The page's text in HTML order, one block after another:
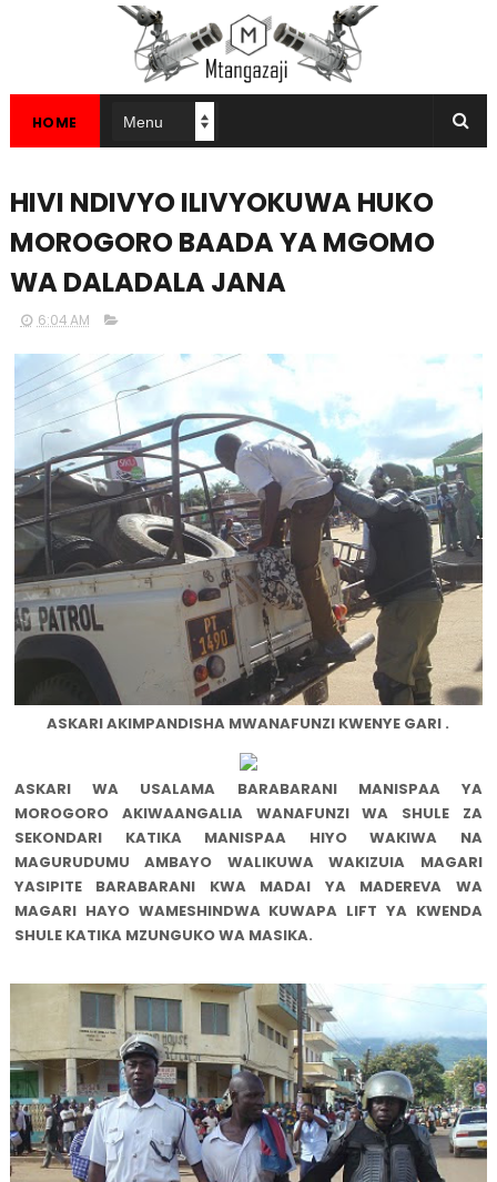
HOME
HIVI NDIVYO ILIVYOKUWA HUKO
MOROGORO BAADA YA MGOMO
WA DALADALA JANA
6:04 AM
ASKARI AKIMPANDISHA MWANAFUNZI KWENYE GARI .
ASKARI WA USALAMA BARABARANI MANISPAA YA
MOROGORO AKIWAANGALIA WANAFUNZI WA SHULE ZA
SEKONDARI KATIKA MANISPAA HIYO WAKIWA NA
MAGURUDUMU AMBAYO WALIKUWA WAKIZUIA MAGARI
YASIPITE BARABARANI KWA MADAI YA MADEREVA WA
MAGARI HAYO WAMESHINDWA KUWAPA LIFT YA KWENDA
SHULE KATIKA MZUNGUKO WA MASIKA.